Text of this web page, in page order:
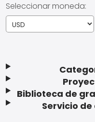
Biblioteca de
Servicio
Seleccionar moneda: